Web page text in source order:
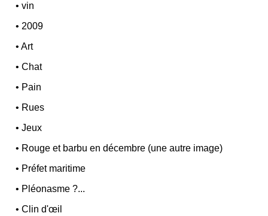
•vin
•2009
•Art
•Chat
• Pain
• Rues
•Jeux
• Rouge et barbu en décembre (une autre image)
• Préfet maritime
• Pléonasme ?...
•Clin d'œil